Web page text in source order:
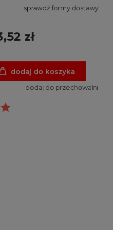
sprawdź formy dostawy
zł
dodaj do koszyka
dodaj do przechowalni